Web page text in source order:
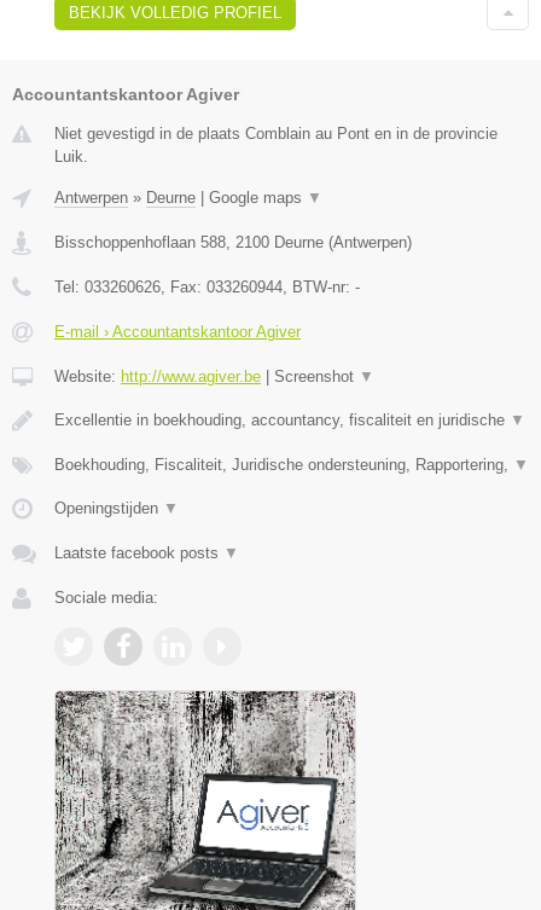
BEKIJK VOLLEDIG PROFIEL
Accountantskantoor Agiver
Niet gevestigd in de plaats Comblain au Pont en in de provincie
Luik.
Antwerpen » Deurne | Google maps ▼
Bisschoppenhoflaan 588 2100 Deurne (Antwerpen)
Tel: 033260626 , Fax: 033260944 , BTW-nr: -
E-mail › Accountantskantoor Agiver
Website: http://www.agiver.be | Screenshot ▼
Excellentie in boekhouding, accountancy, fiscaliteit en juridische ▼
Boekhouding, Fiscaliteit, Juridische ondersteuning, Rapportering, ▼
Openingstijden ▼
Laatste facebook posts ▼
Sociale media: